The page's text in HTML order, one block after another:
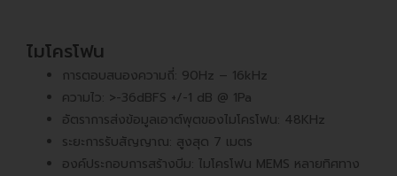
ไมโครโฟน
การตอบสนองความถี่: 90Hz – 16kHz
ความไว: >-36dBFS +/-1 dB @ 1Pa
อัตราการส่งข้อมูลเอาต์พุตของไมโครโฟน: 48KHz
ระยะการรับสัญญาณ: สูงสุด 7 เมตร
องค์ประกอบการสร้างบีม: ไมโครโฟน MEMS หลายทิศทาง